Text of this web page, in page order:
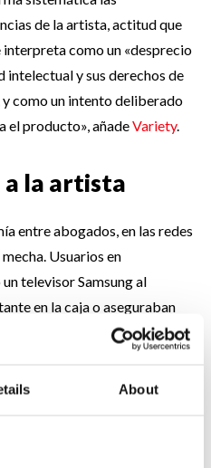
About
de la artista, actitud que
como un «desprecio
intelectual y sus derechos de
y como un intento deliberado
el producto», añadeVariety.
a la artista
entre abogados, en las redes
Usuarios en
televisor Samsung al
en la caja o aseguraban
Esta reacción espontánea
del «daño comercial» causado